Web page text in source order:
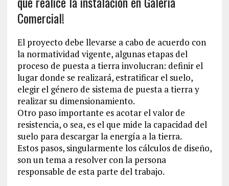
Comercial!
El proyecto debe llevarse a cabo de acuerdo con
la normatividad vigente, algunas etapas del
proceso de puesta a tierra involucran: definir el
lugar donde se realizará, estratificar el suelo,
elegir el género de sistema de puesta a tierra y
realizar su dimensionamiento.
Otro paso importante es acotar el valor de
resistencia, o sea, es el que mide la capacidad del
suelo para descargar la energía a la tierra.
Estos pasos, singularmente los cálculos de diseño,
son un tema a resolver con la persona
responsable de esta parte del trabajo.